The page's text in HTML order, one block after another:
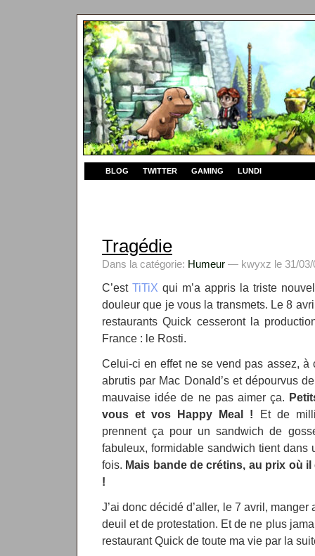
BLOG TWITTER GAMING LUNDI
Tragédie
Dans la catégorie: Humeur — kwyxz le 31/03/
C’est TiTiX qui m’a appris la triste
douleur que je vous la transmets. Le 8
restaurants Quick cesseront la
France : le Rosti.
Celui-ci en effet ne se vend pas assez,
abrutis par Mac Donald’s et dépourvus
mauvaise idée de ne pas aimer ça.
vous et vos Happy Meal ! Et de
prennent ça pour un sandwich de
fabuleux, formidable sandwich tient dans
fois. Mais bande de crétins, au prix où
!
J’ai donc décidé d’aller, le 7 avril,
deuil et de protestation. Et de ne plus
restaurant Quick de toute ma vie par la